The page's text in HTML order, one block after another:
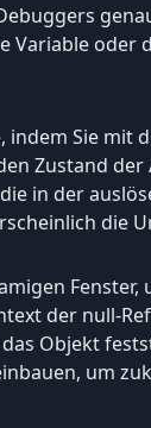
Variable
indem Sie
Zustand
in der
die
der null-
Objekt
um